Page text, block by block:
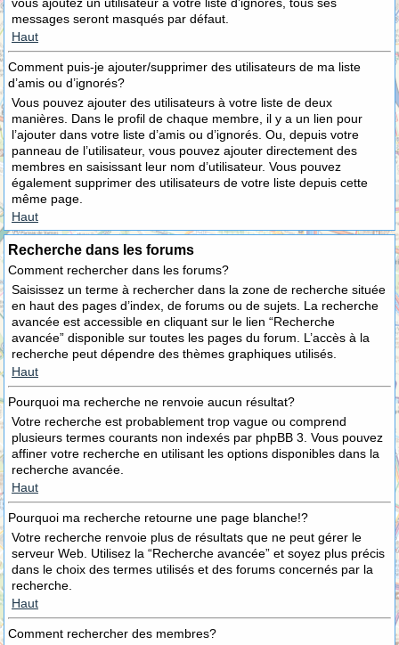
messages seront masqués par défaut.
Haut
Comment puis-je ajouter/supprimer des utilisateurs de ma liste
d’amis ou d’ignorés?
Vous pouvez ajouter des utilisateurs à votre liste de deux
manières. Dans le profil de chaque membre, il y a un lien pour
l’ajouter dans votre liste d’amis ou d’ignorés. Ou, depuis votre
panneau de l’utilisateur, vous pouvez ajouter directement des
membres en saisissant leur nom d’utilisateur. Vous pouvez
également supprimer des utilisateurs de votre liste depuis cette
même page.
Haut
Recherche dans les forums
Comment rechercher dans les forums?
Saisissez un terme à rechercher dans la zone de recherche située
en haut des pages d’index, de forums ou de sujets. La recherche
avancée est accessible en cliquant sur le lien “Recherche
avancée” disponible sur toutes les pages du forum. L’accès à la
recherche peut dépendre des thèmes graphiques utilisés.
Haut
Pourquoi ma recherche ne renvoie aucun résultat?
Votre recherche est probablement trop vague ou comprend
plusieurs termes courants non indexés par phpBB 3. Vous pouvez
affiner votre recherche en utilisant les options disponibles dans la
recherche avancée.
Haut
Pourquoi ma recherche retourne une page blanche!?
Votre recherche renvoie plus de résultats que ne peut gérer le
serveur Web. Utilisez la “Recherche avancée” et soyez plus précis
dans le choix des termes utilisés et des forums concernés par la
recherche.
Haut
Comment rechercher des membres?